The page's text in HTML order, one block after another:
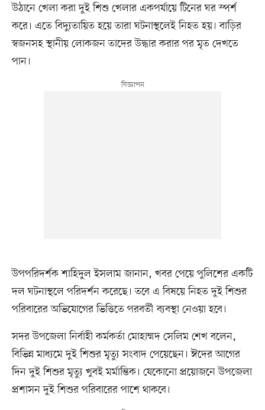
উঠানে খেলা করা দুই শিশু খেলার একপর্যায়ে টিনের ঘর স্পর্শ
করে। এতে বিদ্যুতায়িত হয়ে তারা ঘটনাস্থলেই নিহত হয়। বাড়ির
স্বজনসহ স্থানীয় লোকজন তাদের উদ্ধার করার পর মৃত দেখতে
পান।
উপপরিদর্শক শাহিদুল ইসলাম জানান, খবর পেয়ে পুলিশের একটি
দল ঘটনাস্থলে পরিদর্শন করেছে। তবে এ বিষয়ে নিহত দুই শিশুর
পরিবারের অভিযোগের ভিত্তিতে পরবর্তী ব্যবস্থা নেওয়া হবে।
সদর উপজেলা নির্বাহী কর্মকর্তা মোহাম্মদ সেলিম শেখ বলেন,
বিভিন্ন মাধ্যমে দুই শিশুর মৃত্যু সংবাদ পেয়েছেন। ঈদের আগের
দিন দুই শিশুর মৃত্যু খুবই মর্মান্তিক। যেকোনো প্রয়োজনে উপজেলা
প্রশাসন দুই শিশুর পরিবারের পাশে থাকবে।